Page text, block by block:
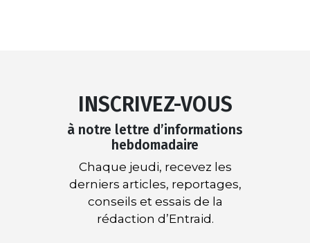
INSCRIVEZ-VOUS
à notre lettre d’informations
hebdomadaire
Chaque jeudi, recevez les
derniers articles, reportages,
conseils et essais de la
rédaction d’Entraid.